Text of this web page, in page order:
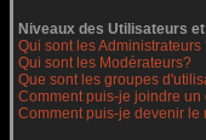
Niveaux des Utilisateurs
Qui sont les Administrateurs
Qui sont les Modérateurs?
Que sont les groupes
Comment puis-je joindre
Comment puis-je devenir le